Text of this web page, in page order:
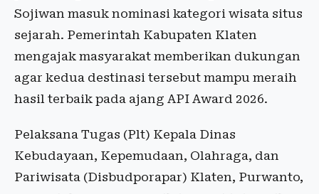
Sojiwan masuk nominasi kategori wisata situs
sejarah. Pemerintah Kabupaten Klaten
mengajak masyarakat memberikan dukungan
agar kedua destinasi tersebut mampu meraih
hasil terbaik pada ajang API Award 2026.
Pelaksana Tugas (Plt) Kepala Dinas
Kebudayaan, Kepemudaan, Olahraga, dan
Pariwisata (Disbudporapar) Klaten, Purwanto,